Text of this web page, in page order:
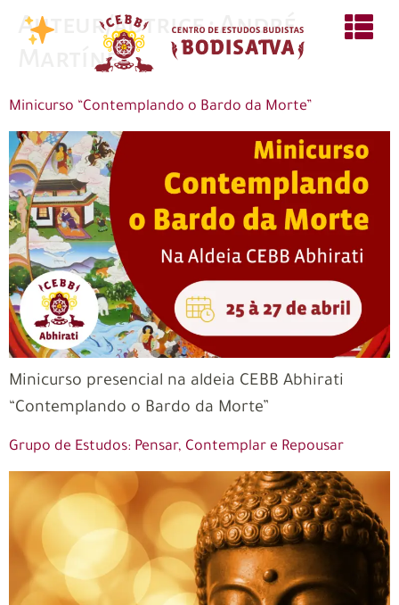
Auteur/autrice :André
Martínez
Minicurso “Contemplando o Bardo da Morte”
Minicurso presencial na aldeia CEBB Abhirati
“Contemplando o Bardo da Morte”
Grupo de Estudos: Pensar, Contemplar e Repousar